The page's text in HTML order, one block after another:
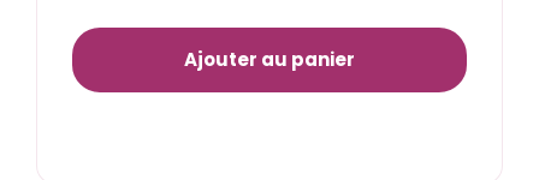
Ajouter au panier